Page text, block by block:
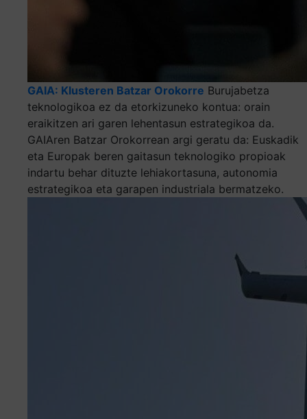
GAIA: Klusteren Batzar Orokorre Burujabetza
teknologikoa ez da etorkizuneko kontua: orain
eraikitzen ari garen lehentasun estrategikoa da.
GAIAren Batzar Orokorrean argi geratu da: Euskadik
eta Europak beren gaitasun teknologiko propioak
indartu behar dituzte lehiakortasuna, autonomia
estrategikoa eta garapen industriala bermatzeko.